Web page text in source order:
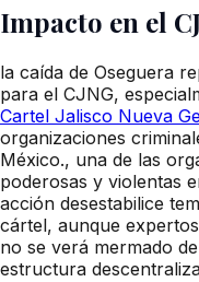
Impacto en el
la caída de Oseguera
para el CJNG,
Cartel Jalisco Nueva
organizaciones
México., una de las
poderosas y violentas
acción desestabilice
cártel, aunque
no se verá mermado
estructura